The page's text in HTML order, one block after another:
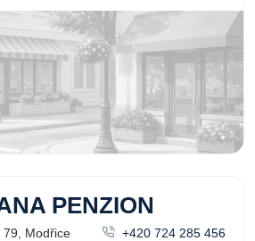
PENZION
79, Modřice
+420 724 285 456